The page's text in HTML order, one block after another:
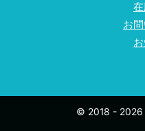
お
© 2018 - 2026